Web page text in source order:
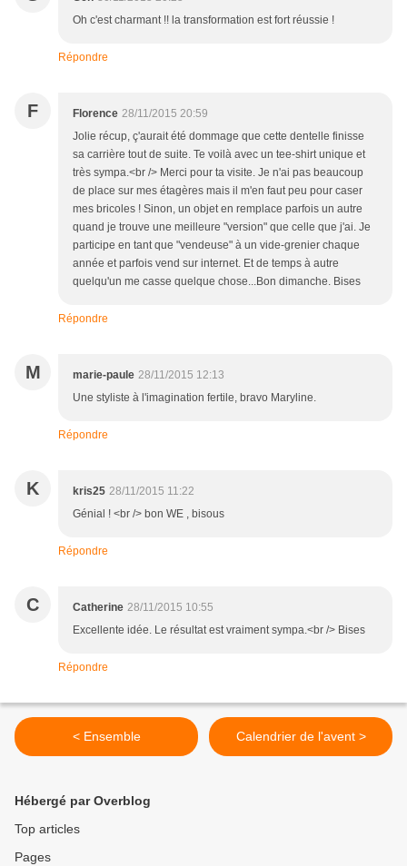
Oh c'est charmant !! la transformation est fort réussie !
Répondre
F Florence 28/11/2015 20:59
Jolie récup, ç'aurait été dommage que cette dentelle finisse
sa carrière tout de suite. Te voilà avec un tee-shirt unique et
très sympa.<br /> Merci pour ta visite. Je n'ai pas beaucoup
de place sur mes étagères mais il m'en faut peu pour caser
mes bricoles ! Sinon, un objet en remplace parfois un autre
quand je trouve une meilleure "version" que celle que j'ai. Je
participe en tant que "vendeuse" à un vide-grenier chaque
année et parfois vend sur internet. Et de temps à autre
quelqu'un me casse quelque chose...Bon dimanche. Bises
Répondre
M marie-paule 28/11/2015 12:13
Une styliste à l'imagination fertile, bravo Maryline.
Répondre
K kris25 28/11/2015 11:22
Génial ! <br /> bon WE , bisous
Répondre
C Catherine 28/11/2015 10:55
Excellente idée. Le résultat est vraiment sympa.<br /> Bises
Répondre
< Ensemble Calendrier de l'avent >
Hébergé par Overblog
Top articles
Pages